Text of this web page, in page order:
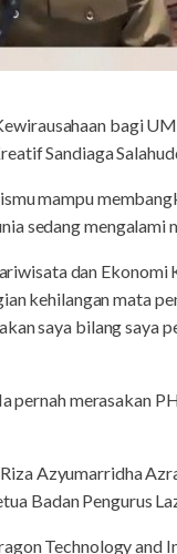
bagi
Sandiaga
mampu
sedang mengalami
dan
kehilangan mata
saya bilang saya
pernah merasakan
Azyumarridha
Badan Pengurus
Technology and